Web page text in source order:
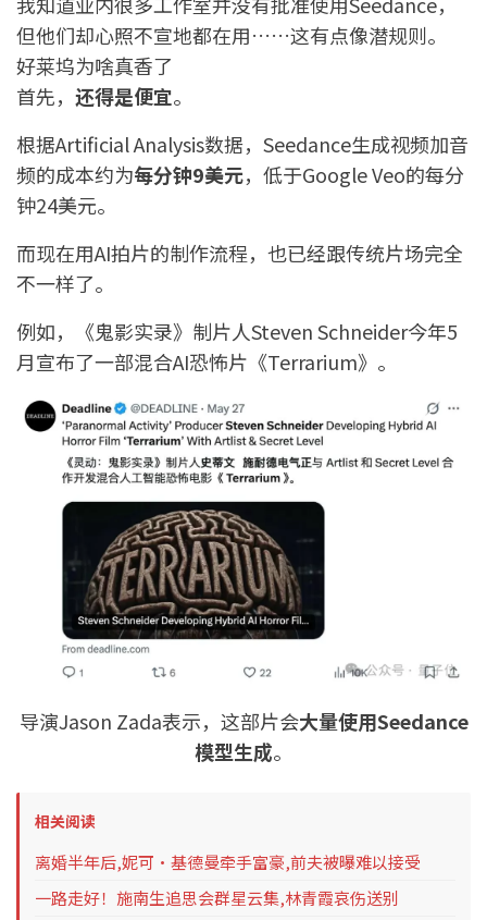
但他们却心照不宣地都在用……这有点像潜规则。
好莱坞为啥真香了
首先， 还得是便宜。
根据Artificial Analysis数据，Seedance生成视频加音
频的成本约为每分钟9美元，低于Google Veo的每分
钟24美元。
而现在用AI拍片的制作流程，也已经跟传统片场完全
不一样了。
例如，《鬼影实录》制片人Steven Schneider今年5
月宣布了一部混合AI恐怖片《Terrarium》。
导演Jason Zada表示，这部片会大量使用Seedance
模型生成。
相关阅读
离婚半年后,妮可·基德曼牵手富豪,前夫被曝难以接受
一路走好！施南生追思会群星云集,林青霞哀伤送别